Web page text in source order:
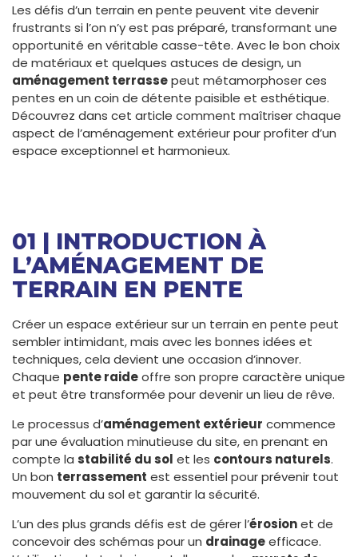
Les défis d’un terrain en pente peuvent vite devenir
frustrants si l’on n’y est pas préparé, transformant une
opportunité en véritable casse-tête. Avec le bon choix
de matériaux et quelques astuces de design, un
aménagement terrassepeut métamorphoser ces
pentes en un coin de détente paisible et esthétique.
Découvrez dans cet article comment maîtriser chaque
aspect de l’aménagement extérieur pour profiter d’un
espace exceptionnel et harmonieux.
01 | INTRODUCTION À
L’AMÉNAGEMENT DE
TERRAIN EN PENTE
Créer un espace extérieur sur un terrain en pente peut
sembler intimidant, mais avec les bonnes idées et
techniques, cela devient une occasion d’innover.
Chaque pente raideoffre son propre caractère unique
et peut être transformée pour devenir un lieu de rêve.
Le processus d’aménagement extérieur commence
par une évaluation minutieuse du site, en prenant en
compte la stabilité du sol et les contours naturels.
Un bon terrassement est essentiel pour prévenir tout
mouvement du sol et garantir la sécurité.
L’un des plus grands défis est de gérer l’érosionet de
concevoir des schémas pour un drainageefficace.